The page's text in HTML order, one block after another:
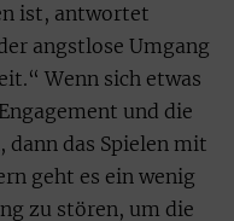
ist, antwortet
angstlose Umgang
Wenn sich etwas
und die
dann das Spielen mit
geht es ein wenig
zu stören, um die